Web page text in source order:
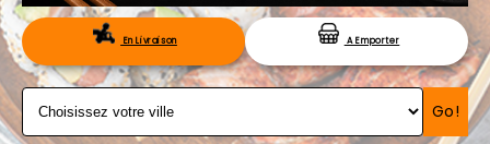
RÉSERVATIONEn Livraison A Emporter
Go!